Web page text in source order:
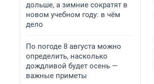
дольше, а зимние сократят в
новом учебном году: в чём
дело
По погоде 8 августа можно
определить, насколько
дождливой будет осень —
важные приметы